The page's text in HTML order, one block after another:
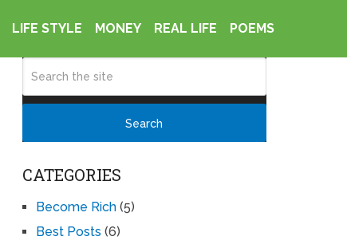
LIFE STYLE MONEY REAL LIFE POEMS
CATEGORIES
Become Rich(5)
Best Posts (6)